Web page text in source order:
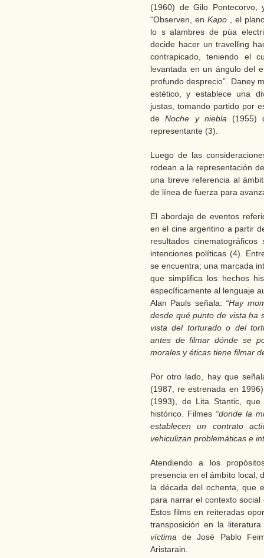
(1960) de Gilo
“Observen, enKapo
, el
lo s alambres de púa
decide hacer un travelling
contrapicado, teniendo el
levantada en un ángulo del
profundo desprecio”. Daney
estético, y establece una
justas, tomando partido por
deNoche y niebla (1955)
representante (3).
Luego de las
rodean a la representación
una breve referencia al
de línea de fuerza para
El abordaje de eventos
en el cine argentino a partir
resultados
intenciones políticas (4).
se encuentra; una marcada
que simplifica los hechos
específicamente al lenguaje
Alan Pauls señala: “Hay
desde qué punto de vista ha
vista del torturado o del
antes de filmar dónde se
morales y éticas tiene filmar
Por otro lado, hay que
(1987, re estrenada en
(1993), de Lita Stantic,
histórico. Filmes “donde la
establecen un contrato
vehiculizan problemáticas e
Atendiendo a los
presencia en el ámbito local,
la década del ochenta, que
para narrar el contexto
Estos films en reiteradas
transposición en la
víctimade José Pablo
Aristarain.